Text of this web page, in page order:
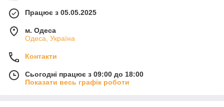
Працює з 05.05.2025
м. Одеса
Одеса, Україна
Контакти
Сьогодні працює з 09:00 до 18:00
Показати весь графік роботи